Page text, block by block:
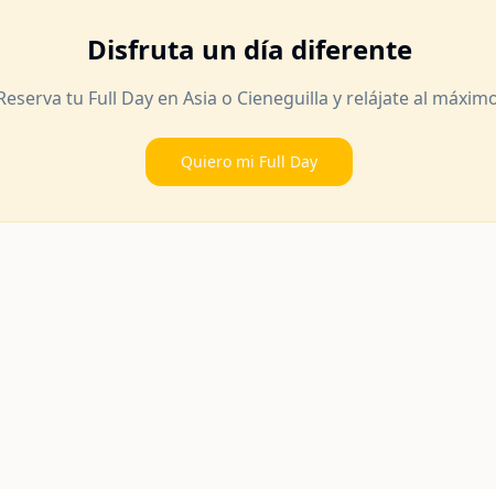
Disfruta un día diferente
tu Full Day en Asia o Cieneguilla y relájate al
Quiero mi Full Day